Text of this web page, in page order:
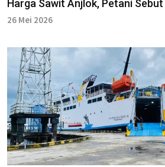
Harga Sawit Anjlok, Petani
26 Mei 2026